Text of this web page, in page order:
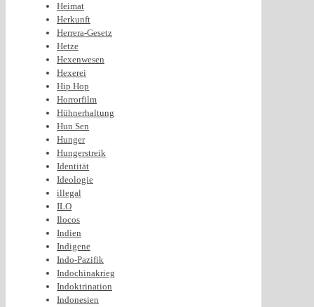
Heimat
Herkunft
Herrera-Gesetz
Hetze
Hexenwesen
Hexerei
Hip Hop
Horrorfilm
Hühnerhaltung
Hun Sen
Hunger
Hungerstreik
Identität
Ideologie
illegal
ILO
Ilocos
Indien
Indigene
Indo-Pazifik
Indochinakrieg
Indoktrination
Indonesien